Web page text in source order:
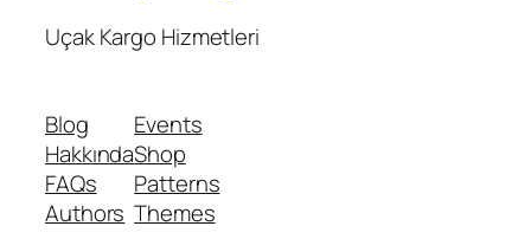
Uçak Kargo Hizmetleri
Blog
Hakkında
FAQs
Authors
Events
Shop
Patterns
Themes